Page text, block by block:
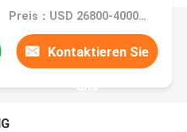
Preis：USD 26800-40000one set
Kontaktieren Sie
uns